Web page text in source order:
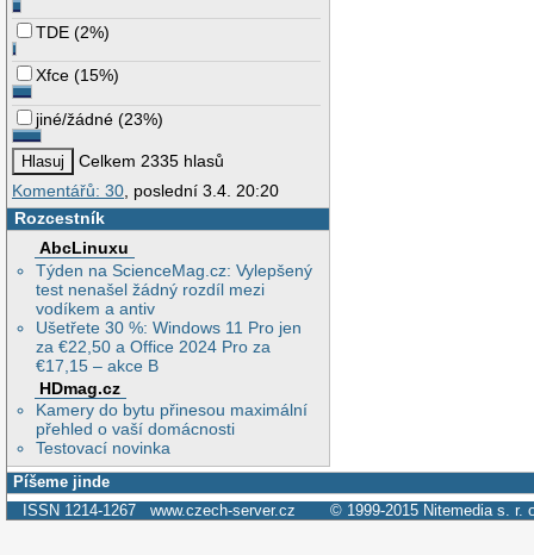
TDE (2%)
Xfce (15%)
jiné/žádné (23%)
Celkem 2335 hlasů
Komentářů: 30, poslední 3.4. 20:20
Rozcestník
AbcLinuxu
Týden na ScienceMag.cz: Vylepšený
test nenašel žádný rozdíl mezi
vodíkem a antiv
Ušetřete 30 %: Windows 11 Pro jen
za €22,50 a Office 2024 Pro za
€17,15 – akce B
HDmag.cz
Kamery do bytu přinesou maximální
přehled o vaší domácnosti
Testovací novinka
Píšeme jinde
ISSN 1214-1267 www.czech-server.cz © 1999-2015 Nitemedia s. r.